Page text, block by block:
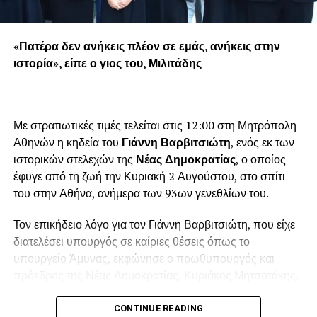
«Πατέρα δεν ανήκεις πλέον σε εμάς, ανήκεις στην
ιστορία», είπε ο γιος του, Μιλιτάδης
Με στρατιωτικές τιμές τελείται στις 12:00 στη Μητρόπολη
Αθηνών η κηδεία του Γιάννη Βαρβιτσιώτη, ενός εκ των
ιστορικών στελεχών της Νέας Δημοκρατίας, ο οποίος
έφυγε από τη ζωή την Κυριακή 2 Αυγούστου, στο σπίτι
του στην Αθήνα, ανήμερα των 93ων γενεθλίων του.
Τον επικήδειο λόγο για τον Γιάννη Βαρβιτσιώτη, που είχε
διατελέσει υπουργός σε καίριες θέσεις όπως το
υπουργείο Άμυνας, εκφώνησε ο πρωθυπουργός και
Λίγο πριν τη μία το μεσημέρι, ολοκληρώθηκε η εξόδιος
CONTINUE READING